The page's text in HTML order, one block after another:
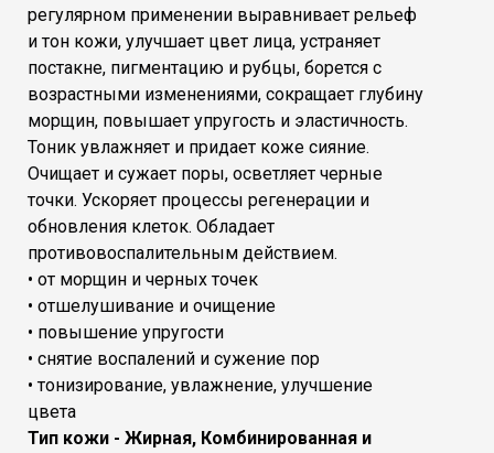
регулярном применении выравнивает рельеф
и тон кожи, улучшает цвет лица, устраняет
постакне, пигментацию и рубцы, борется с
возрастными изменениями, сокращает глубину
морщин, повышает упругость и эластичность.
Тоник увлажняет и придает коже сияние.
Очищает и сужает поры, осветляет черные
точки. Ускоряет процессы регенерации и
обновления клеток. Обладает
противовоспалительным действием.
• от морщин и черных точек
• отшелушивание и очищение
• повышение упругости
• снятие воспалений и сужение пор
• тонизирование, увлажнение, улучшение
цвета
Тип кожи - Жирная, Комбинированная и